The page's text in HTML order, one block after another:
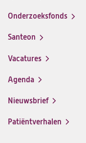
Onderzoeksfonds
Santeon
(opent
in
nieuwe
Vacatures
(opent
in
nieuwe
Agenda
Nieuwsbrief
Patiëntverhalen